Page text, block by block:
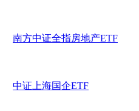
南方中证全指房地产ETF
中证上海国企ETF